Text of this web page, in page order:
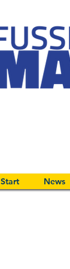
Start News